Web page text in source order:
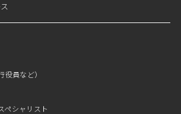
役員など）
ペシャリスト